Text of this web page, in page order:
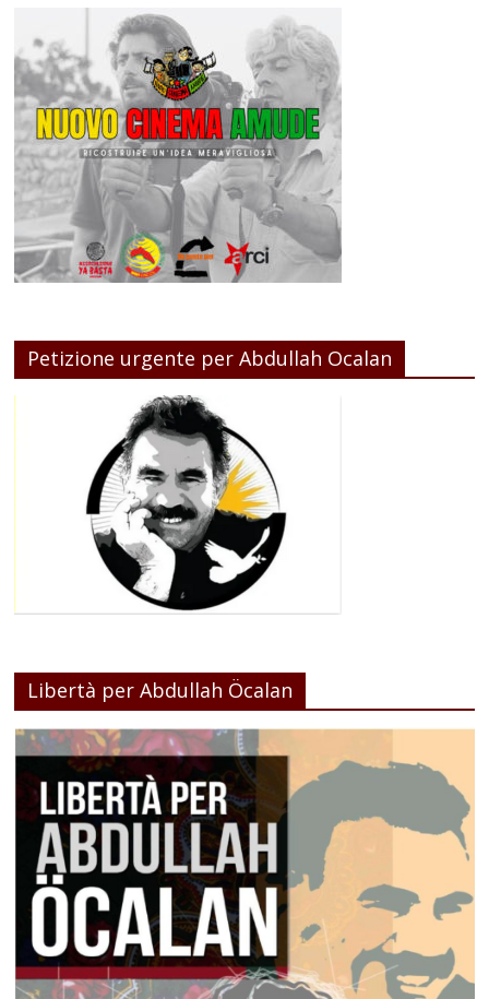
Petizione urgente per Abdullah Ocalan
Libertà per Abdullah Öcalan